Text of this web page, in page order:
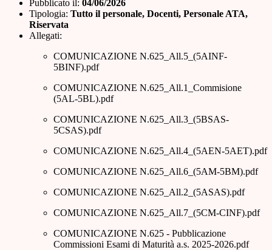
Pubblicato il: 04/06/2026
Tipologia: Tutto il personale, Docenti, Personale ATA,
Riservata
Allegati:
COMUNICAZIONE N.625_All.5_(5AINF-
5BINF).pdf
COMUNICAZIONE N.625_All.1_Commisione
(5AL-5BL).pdf
COMUNICAZIONE N.625_All.3_(5BSAS-
5CSAS).pdf
COMUNICAZIONE N.625_All.4_(5AEN-5AET).pdf
COMUNICAZIONE N.625_All.6_(5AM-5BM).pdf
COMUNICAZIONE N.625_All.2_(5ASAS).pdf
COMUNICAZIONE N.625_All.7_(5CM-CINF).pdf
COMUNICAZIONE N.625 - Pubblicazione
Commissioni Esami di Maturità a.s. 2025-2026.pdf